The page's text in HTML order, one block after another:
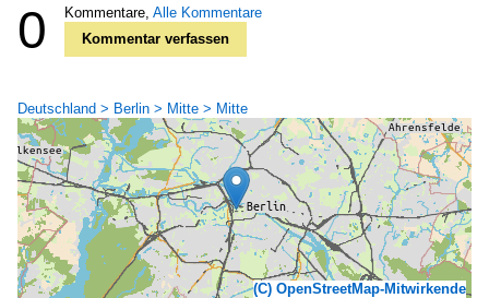
0 Kommentare, Alle Kommentare
Kommentar verfassen
Deutschland > Berlin > Mitte > Mitte
(C) OpenStreetMap-Mitwirkende